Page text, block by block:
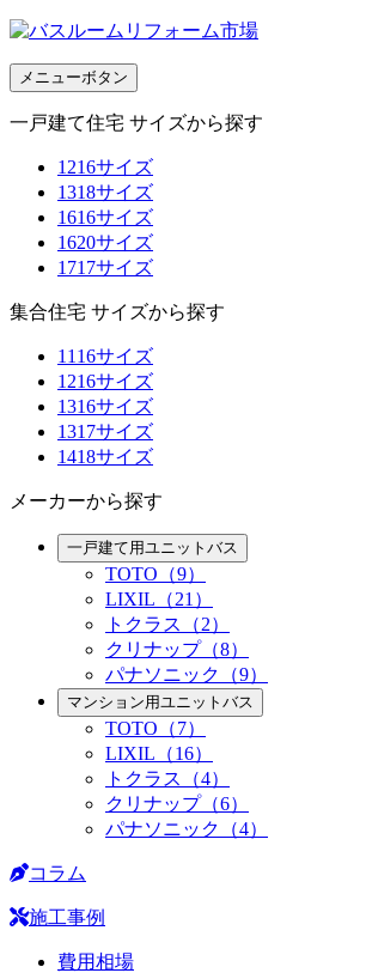
メニューボタン
一戸建て住宅 サイズから探す
1216サイズ
1318サイズ
1616サイズ
1620サイズ
1717サイズ
集合住宅 サイズから探す
1116サイズ
1216サイズ
1316サイズ
1317サイズ
1418サイズ
メーカーから探す
一戸建て用ユニットバス
TOTO（9）
LIXIL（21）
トクラス（2）
クリナップ（8）
パナソニック（9）
マンション用ユニットバス
TOTO（7）
LIXIL（16）
トクラス（4）
クリナップ（6）
パナソニック（4）
コラム
施工事例
費用相場